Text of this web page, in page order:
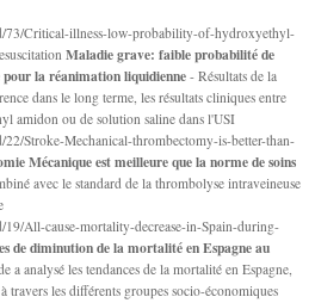
73/Critical-illness-low-probability-of-hydroxyethyl-
Maladie grave: faible probabilité de
la réanimation liquidienne - Résultats de la
dans le long terme, les résultats cliniques entre
amidon ou de solution saline dans l'USI
Stroke-Mechanical-thrombectomy-is-better-than-
Mécanique est meilleure que la norme de soins
avec le standard de la thrombolyse intraveineuse
All-cause-mortality-decrease-in-Spain-during-
de diminution de la mortalité en Espagne au
a analysé les tendances de la mortalité en Espagne,
travers les différents groupes socio-économiques